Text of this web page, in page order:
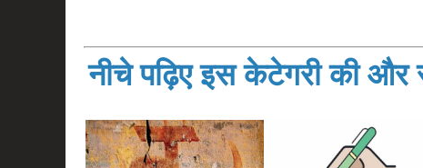
नीचे पढ़िए इस केटेगरी की और